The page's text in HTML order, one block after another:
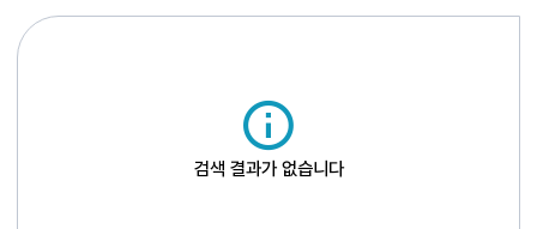
검색 결과가 없습니다